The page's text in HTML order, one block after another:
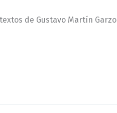
de Gustavo Martín